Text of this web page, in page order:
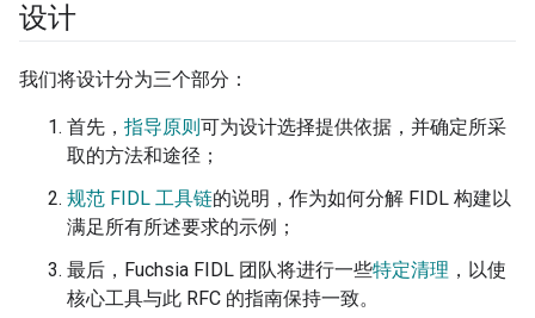
设计
我们将设计分为三个部分：
首先， 指导原则 可为设计选择提供依据，并确定所采
取的方法和途径；
规范 FIDL 工具链的说明，作为如何分解 FIDL 构建以
满足所有所述要求的示例；
最后，Fuchsia FIDL 团队将进行一些特定清理 ，以使
核心工具与此 RFC 的指南保持一致。